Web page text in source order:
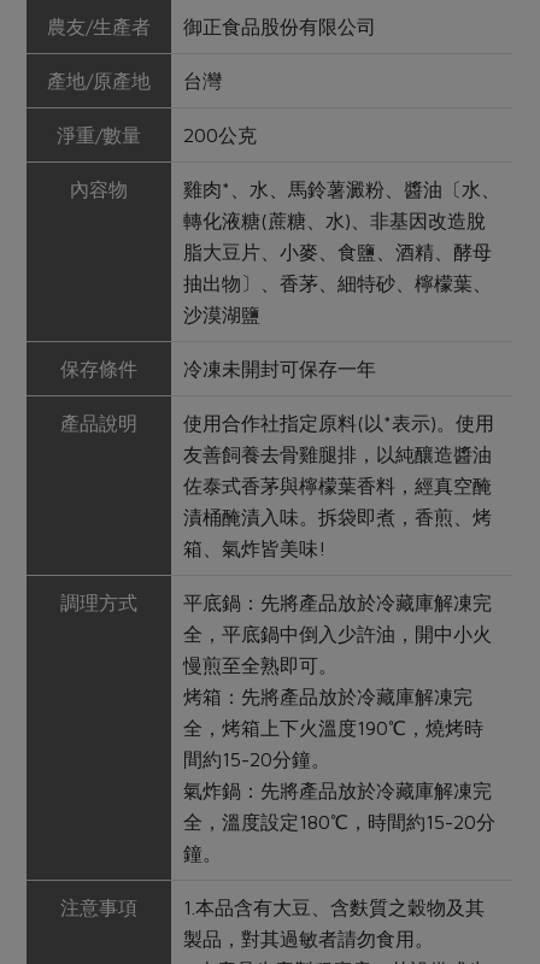
農友/生產者 御正食品股份有限公司
產地/原產地 台灣
淨重/數量 200公克
內容物
雞肉*、水、馬鈴薯澱粉、醬油〔水、
轉化液糖(蔗糖、水)、非基因改造脫
脂大豆片、小麥、食鹽、酒精、酵母
抽出物〕、香茅、細特砂、檸檬葉、
沙漠湖鹽
保存條件 冷凍未開封可保存一年
產品說明
使用合作社指定原料(以*表示)。使用
友善飼養去骨雞腿排，以純釀造醬油
佐泰式香茅與檸檬葉香料，經真空醃
漬桶醃漬入味。拆袋即煮，香煎、烤
箱、氣炸皆美味!
調理方式
平底鍋：先將產品放於冷藏庫解凍完
全，平底鍋中倒入少許油，開中小火
慢煎至全熟即可。
烤箱：先將產品放於冷藏庫解凍完
全，烤箱上下火溫度190℃，燒烤時
間約15-20分鐘。
氣炸鍋：先將產品放於冷藏庫解凍完
全，溫度設定180℃，時間約15-20分
鐘。
注意事項
1.本品含有大豆、含麩質之穀物及其
製品，對其過敏者請勿食用。